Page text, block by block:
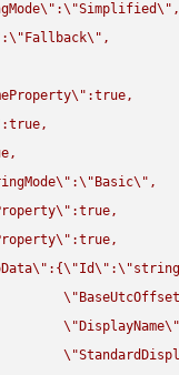
\" :\"Simplified\" ,
:\" Fallback\" ,
\" :true,
:true,
\" :\" Basic\" ,
\" :true,
\" :true,
\" :{\"Id\" :\"
\"
\" DisplayName\"
\"